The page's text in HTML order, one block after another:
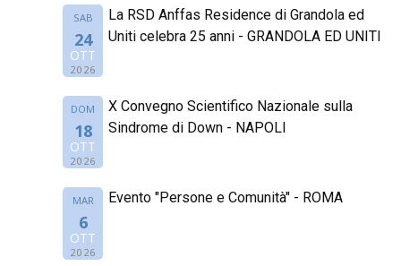
SAB
24
OTT
2026
La RSD Anffas Residence di Grandola ed
Uniti celebra 25 anni - GRANDOLA ED UNITI
DOM
18
OTT
2026
X Convegno Scientifico Nazionale sulla
Sindrome di Down - NAPOLI
MAR
6
OTT
2026
Evento "Persone e Comunità" - ROMA